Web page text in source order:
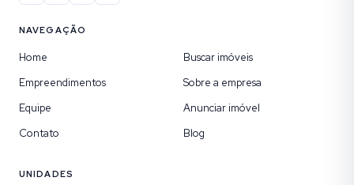
NAVEGAÇÃO
Home
Buscar imóveis
Empreendimentos
Sobre a empresa
Equipe
Anunciar imóvel
Contato
Blog
UNIDADES